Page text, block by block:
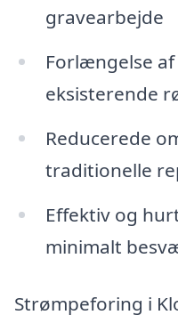
gravearbejde
Forlængelse
eksisterende
Reducerede
traditionelle
Effektiv og
minimalt
Strømpeforing i